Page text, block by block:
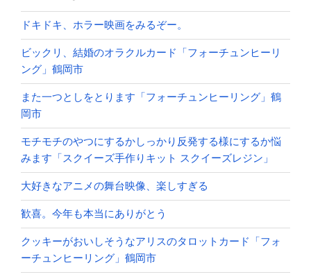
ドキドキ、ホラー映画をみるぞー。
ビックリ、結婚のオラクルカード「フォーチュンヒーリ
ング」鶴岡市
また一つとしをとります「フォーチュンヒーリング」鶴
岡市
モチモチのやつにするかしっかり反発する様にするか悩
みます「スクイーズ手作りキット スクイーズレジン」
大好きなアニメの舞台映像、楽しすぎる
歓喜。今年も本当にありがとう
クッキーがおいしそうなアリスのタロットカード「フォ
ーチュンヒーリング」鶴岡市